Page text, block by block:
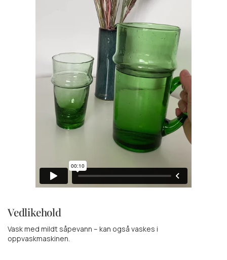
Vedlikehold
Vask med mildt såpevann – kan også vaskes i
oppvaskmaskinen.